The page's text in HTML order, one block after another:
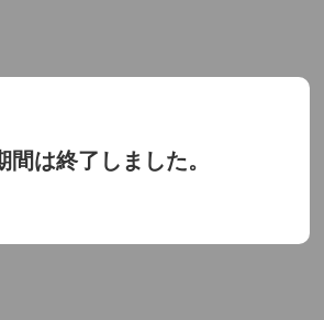
間は終了しました。